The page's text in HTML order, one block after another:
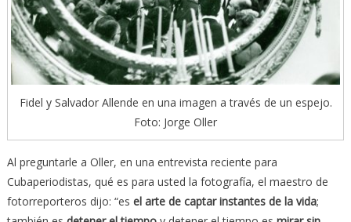
Fidel y Salvador Allende en una imagen a través de un espejo.
Foto: Jorge Oller
Al preguntarle a Oller, en una entrevista reciente para
Cubaperiodistas, qué es para usted la fotografía, el maestro de
fotorreporteros dijo: “es el arte de captar instantes de la vida;